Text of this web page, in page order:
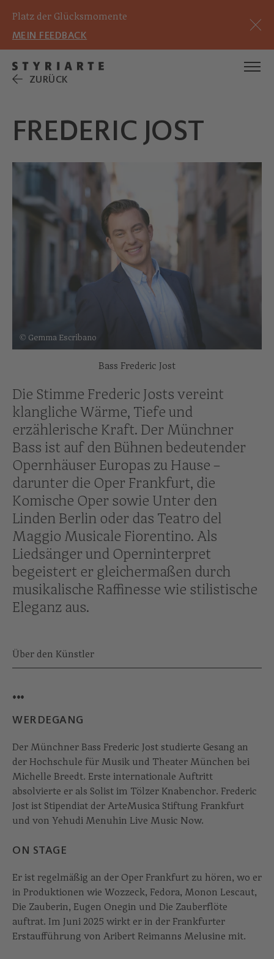
Platz der Glücksmomente
MEIN FEEDBACK
ZURÜCK
FREDERIC JOST
© Gemma Escribano
Bass Frederic Jost
Die Stimme Frederic Josts vereint
klangliche Wärme, Tiefe und
erzählerische Kraft. Der Münchner
Bass ist auf den Bühnen bedeutender
Opernhäuser Europas zu Hause –
darunter die Oper Frankfurt, die
Komische Oper sowie Unter den
Linden Berlin oder das Teatro del
Maggio Musicale Fiorentino. Als
Liedsänger und Operninterpret
begeistert er gleichermaßen durch
musikalische Raffinesse wie stilistische
Eleganz aus.
Über den Künstler
...
WERDEGANG
Der Münchner Bass Frederic Jost studierte Gesang an
der Hochschule für Musik und Theater München bei
Michelle Breedt. Erste internationale Auftritt
absolvierte er als Solist im Tölzer Knabenchor. Frederic
Jost ist Stipendiat der ArteMusica Stiftung Frankfurt
und von Yehudi Menuhin Live Music Now.
ON STAGE
Er ist regelmäßig an der Oper Frankfurt zu hören, wo er
in Produktionen wie Wozzeck, Fedora, Monon Lescaut,
Die Zauberin, Eugen Onegin und Die Zauberflöte
auftrat. Im Juni 2025 wirkt er in der Frankfurter
Erstaufführung von Aribert Reimanns Melusine mit.